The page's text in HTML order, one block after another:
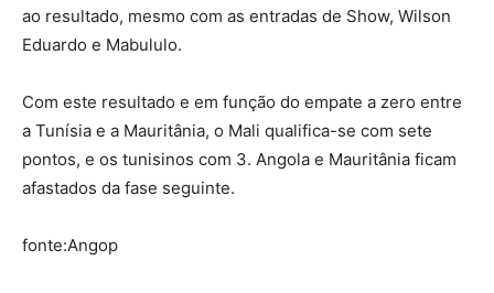
ao resultado, mesmo com as entradas de Show, Wilson
Eduardo e Mabululo.
Com este resultado e em função do empate a zero entre
a Tunísia e a Mauritânia, o Mali qualifica-se com sete
pontos, e os tunisinos com 3. Angola e Mauritânia ficam
afastados da fase seguinte.
fonte:Angop